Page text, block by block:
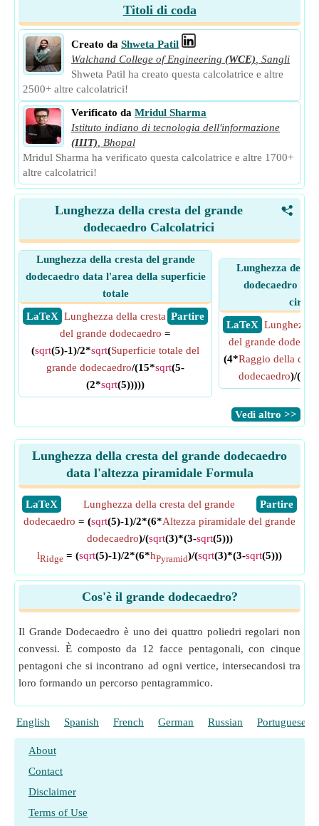
Titoli di coda
Creato da Shweta Patil
Walchand College of Engineering (WCE) Sangli
Shweta Patil ha creato questa calcolatrice e altre
2500+ altre calcolatrici!
Verificato da Mridul Sharma
Istituto indiano di tecnologia dell'informazione
(IIIT)
Bhopal
Mridul Sharma ha verificato questa calcolatrice e altre 1700+
altre calcolatrici!
<
Lunghezza della cresta del grande
dodecaedro Calcolatrici
Lunghezza della cresta del grande
dodecaedro data l'area della superficie
totale
​ LaTeX
​ Partire
Lunghezza della cresta
del grande dodecaedro =
(sqrt(5)-1)/2*sqrt(Superficie totale del
grande dodecaedro/(15*sqrt(5-
(2*sqrt(5)))))
Lunghezza della
dodecaedro
​ LaTeX Lunghezza
del grande
(4*Raggio della
dodecaedro)/(sqrt
​Vedi altro >>
Lunghezza della cresta del grande dodecaedro
data l'altezza piramidale Formula
​LaTeX ​Partire
Lunghezza della cresta del grande
dodecaedro = (sqrt(5)-1)/2*(6*Altezza piramidale del grande
dodecaedro)/(sqrt(3)*(3-sqrt(5)))
lRidge = (sqrt(5)-1)/2*(6*hPyramid)/(sqrt(3)*(3-sqrt(5)))
Cos'è il grande dodecaedro?
Il Grande Dodecaedro è uno dei quattro poliedri regolari non
convessi. È composto da 12 facce pentagonali, con cinque
pentagoni che si incontrano ad ogni vertice, intersecandosi tra
loro formando un percorso pentagrammico.
English Spanish French German Russian Portuguese
About
Contact
Disclaimer
Terms of Use